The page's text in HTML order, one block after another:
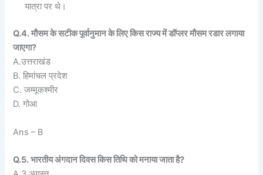
यात्रा पर थे।
Q.4. मौसम के सटीक पूर्वानुमान के लिए किस राज्य में डॉप्लर मौसम रडार लगाया
जाएगा?
A.उत्तराखंड
B. हिमांचल प्रदेश
C. जम्मूकश्मीर
D. गोआ
Ans – B
Q.5. भारतीय अंगदान दिवस किस तिथि को मनाया जाता है?